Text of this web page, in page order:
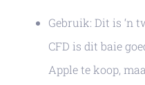
Gebruik: Dit is ‘n
CFD is dit baie
Apple te koop,